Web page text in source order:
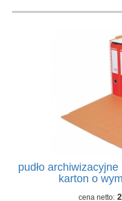
pudło
karton o
cena netto: